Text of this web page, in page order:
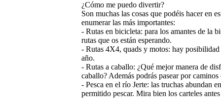
¿Cómo me puedo divertir?
Son muchas las cosas que podéis hacer en
enumerar las más importantes:
- Rutas en bicicleta: para los amantes de la
rutas que os están esperando.
- Rutas 4X4, quads y motos: hay
año.
- Rutas a caballo: ¿Qué mejor manera de
caballo? Además podrás pasear por
- Pesca en el río Jerte: las truchas abundan
permitido pescar. Mira bien los carteles